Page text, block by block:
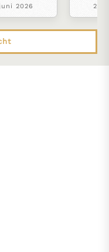
2026 22